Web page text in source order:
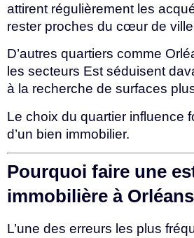
attirent régulièrement les
rester proches du cœur de
D’autres quartiers comme
les secteurs Est séduisent
à la recherche de surfaces
Le choix du quartier influence
d’un bien immobilier.
Pourquoi faire une
immobilière à
L’une des erreurs les plus